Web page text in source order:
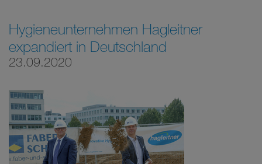
Hygieneunternehmen Hagleitner
expandiert in Deutschland
23.09.2020